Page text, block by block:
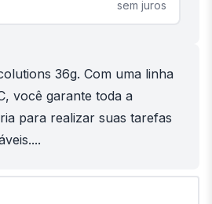
sem juros
36g. Com uma linha
você garante toda a
para realizar suas tarefas